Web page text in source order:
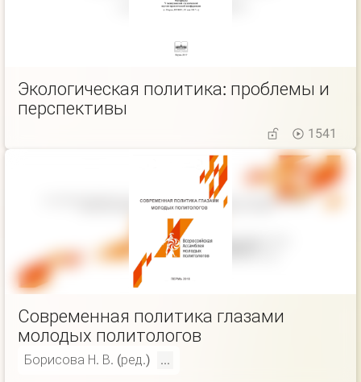
Экологическая политика: проблемы и
перспективы
1541
Современная политика глазами
молодых политологов
Борисова Н. В. (ред.) ...